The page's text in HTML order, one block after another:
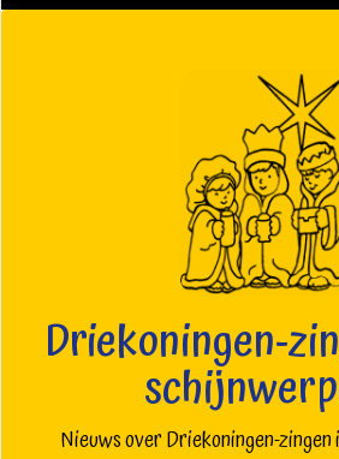
Driekoningen-
Nieuws over Driekoningen-zingen